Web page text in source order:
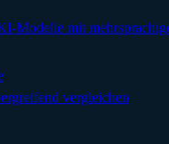
Modelle mit
vergleichen